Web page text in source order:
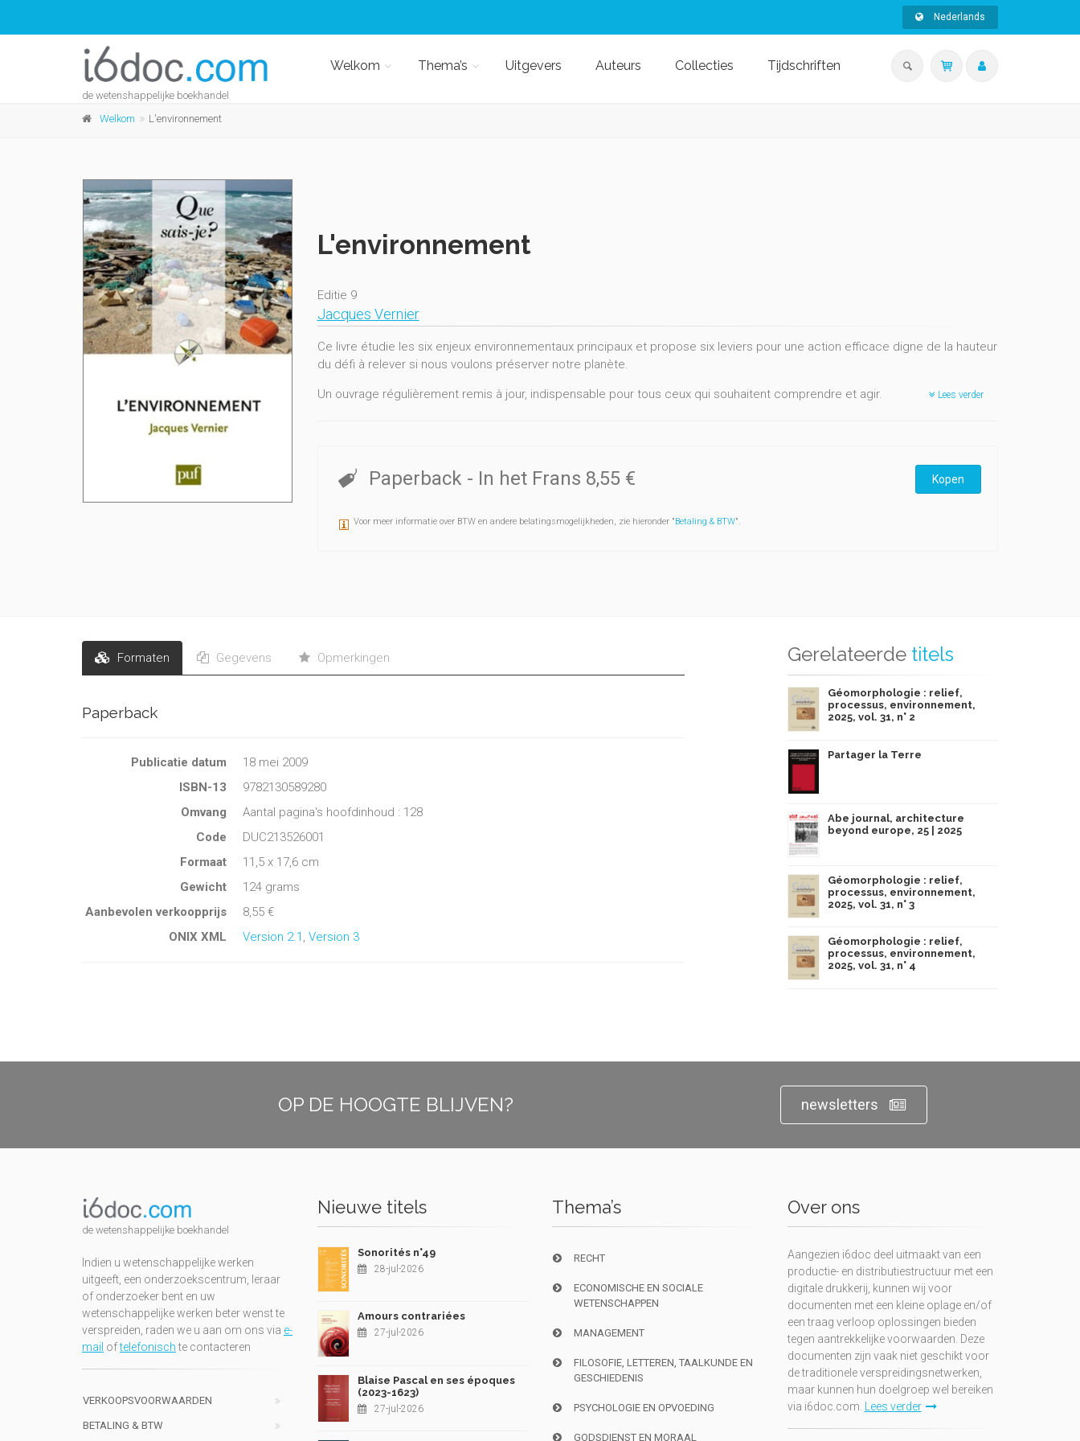
Nederlands
de wetenshappelijke boekhandel
Welkom Thema’s Uitgevers Auteurs Collecties Tijdschriften
Welkom L'environnement
L'environnement
Editie 9
Jacques Vernier
Ce livre étudie les six enjeux environnementaux principaux et propose six leviers pour une action efficace digne de la hauteur
du défi à relever si nous voulons préserver notre planète.
Un ouvrage régulièrement remis à jour, indispensable pour tous ceux qui souhaitent comprendre et agir. Lees verder
Paperback - In het Frans 8,55 € Kopen
Voor meer informatie over BTW en andere belatingsmogelijkheden, zie hieronder "Betaling & BTW".
Formaten Gegevens Opmerkingen
Paperback
Publicatie datum
18 mei 2009
ISBN-13
9782130589280
Omvang
Aantal pagina's hoofdinhoud : 128
Code
DUC213526001
Formaat
11,5 x 17,6 cm
Gewicht
124 grams
Aanbevolen verkoopprijs
8,55 €
ONIX XML
Version 2.1 Version 3
Gerelateerde titels
Géomorphologie : relief,
processus, environnement,
2025, vol. 31, n° 2
Partager la Terre
Abe journal, architecture
beyond europe, 25 | 2025
Géomorphologie : relief,
processus, environnement,
2025, vol. 31, n° 3
Géomorphologie : relief,
processus, environnement,
2025, vol. 31, n° 4
OP DE HOOGTE BLIJVEN? newsletters
de wetenshappelijke boekhandel
Indien u wetenschappelijke werken
uitgeeft, een onderzoekscentrum, leraar
of onderzoeker bent en uw
wetenschappelijke werken beter wenst te
verspreiden, raden we u aan om ons via e-
mail oftelefonischte contacteren
VERKOOPSVOORWAARDEN
BETALING & BTW
Nieuwe titels
Sonorités n°49
28-jul-2026
Amours contrariées
27-jul-2026
Blaise Pascal en ses époques
(2023-1623)
27-jul-2026
Thema’s
RECHT
ECONOMISCHE EN SOCIALE
WETENSCHAPPEN
MANAGEMENT
FILOSOFIE, LETTEREN, TAALKUNDE EN
GESCHIEDENIS
PSYCHOLOGIE EN OPVOEDING
GODSDIENST EN MORAAL
Over ons
Aangezien i6doc deel uitmaakt van een
productie- en distributiestructuur met een
digitale drukkerij, kunnen wij voor
documenten met een kleine oplage en/of
een traag verloop oplossingen bieden
tegen aantrekkelijke voorwaarden. Deze
documenten zijn vaak niet geschikt voor
de traditionele verspreidingsnetwerken,
maar kunnen hun doelgroep wel bereiken
via i6doc.com. Lees verder